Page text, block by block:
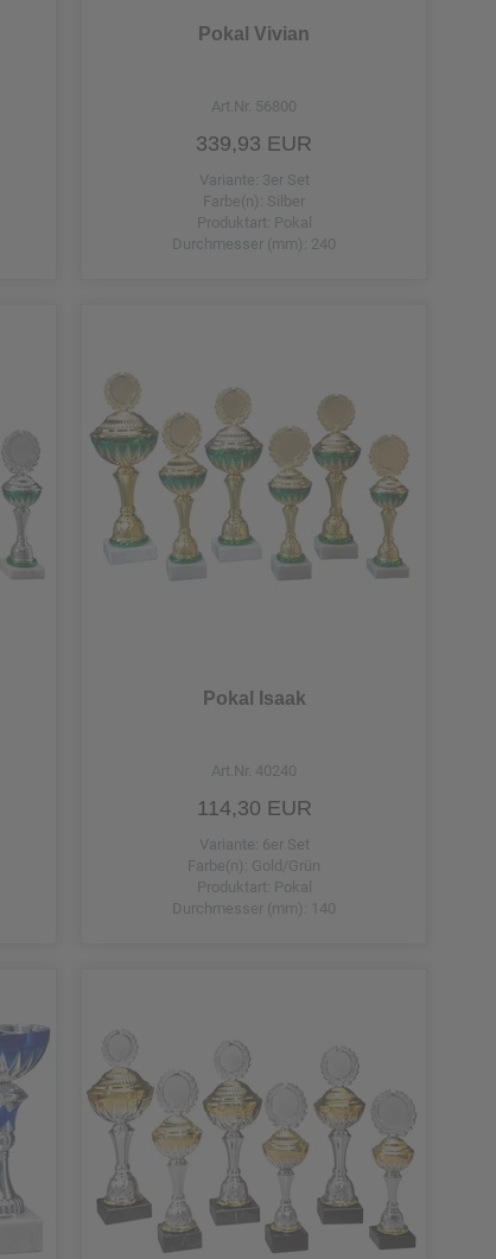
Pokal Vivian
Art.Nr. 56800
339,93 EUR
Variante: 3er Set
Farbe(n): Silber
Produktart: Pokal
Durchmesser (mm): 240
Pokal Isaak
Art.Nr. 40240
114,30 EUR
Variante: 6er Set
Farbe(n): Gold/Grün
Produktart: Pokal
Durchmesser (mm): 140